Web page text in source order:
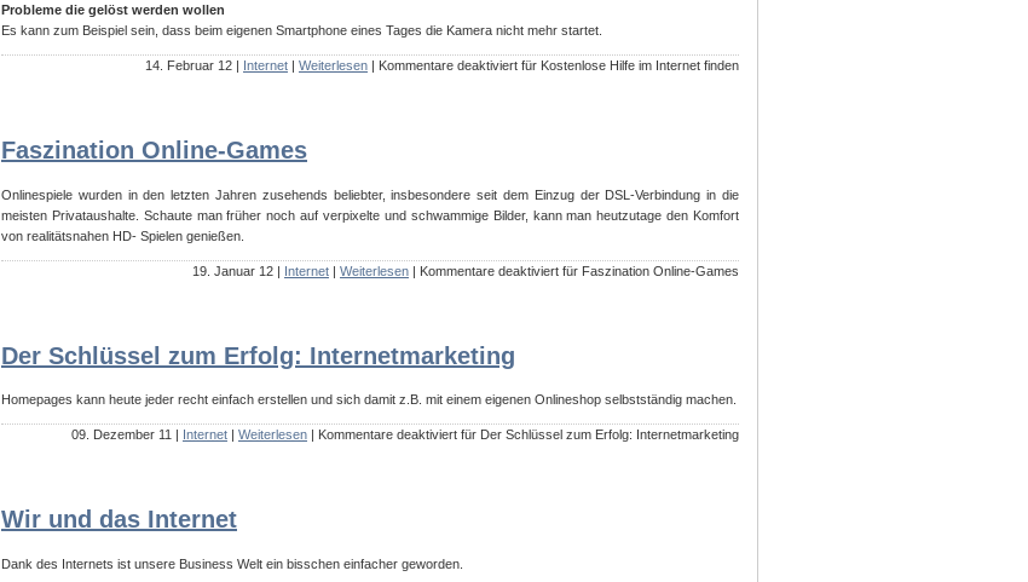
Probleme die gelöst werden wollen
Es kann zum Beispiel sein, dass beim eigenen Smartphone eines Tages die Kamera nicht mehr startet.
14. Februar 12 | Internet | Weiterlesen | Kommentare deaktiviert für Kostenlose Hilfe im Internet finden
Faszination Online-Games
Onlinespiele wurden in den letzten Jahren zusehends beliebter, insbesondere seit dem Einzug der DSL-Verbindung in die
meisten Privataushalte. Schaute man früher noch auf verpixelte und schwammige Bilder, kann man heutzutage den Komfort
von realitätsnahen HD- Spielen genießen.
19. Januar 12 | Internet | Weiterlesen | Kommentare deaktiviert für Faszination Online-Games
Der Schlüssel zum Erfolg: Internetmarketing
Homepages kann heute jeder recht einfach erstellen und sich damit z.B. mit einem eigenen Onlineshop selbstständig machen.
09. Dezember 11 | Internet Weiterlesen Kommentare deaktiviert für Der Schlüssel zum Erfolg: Internetmarketing
Wir und das Internet
Dank des Internets ist unsere Business Welt ein bisschen einfacher geworden.